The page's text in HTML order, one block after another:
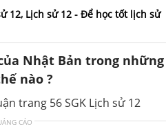
12, Lịch sử 12 - Để học tốt lịch sử
Nhật Bản trong những
nào ?
trang 56 SGK Lịch sử 12
CÁO